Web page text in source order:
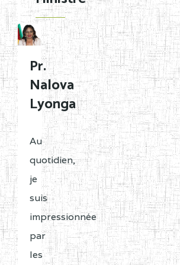
Pr.
Nalova
Lyonga
Au
quotidien,
je
suis
impressionnée
par
les